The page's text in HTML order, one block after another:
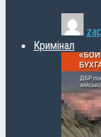
Кримінал